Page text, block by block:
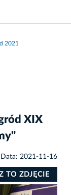
2021
XIX
Data: 2021-11-16
TO ZDJĘCIE